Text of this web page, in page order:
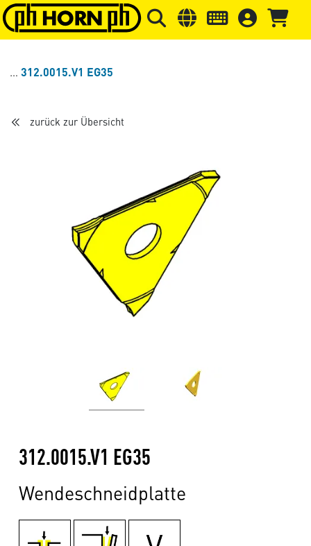
Springe zu Hauptinhalt Springe zum Header Springe
312.0015.V1 EG35
zurück zur Übersicht
312.0015.V1 EG35
Wendeschneidplatte